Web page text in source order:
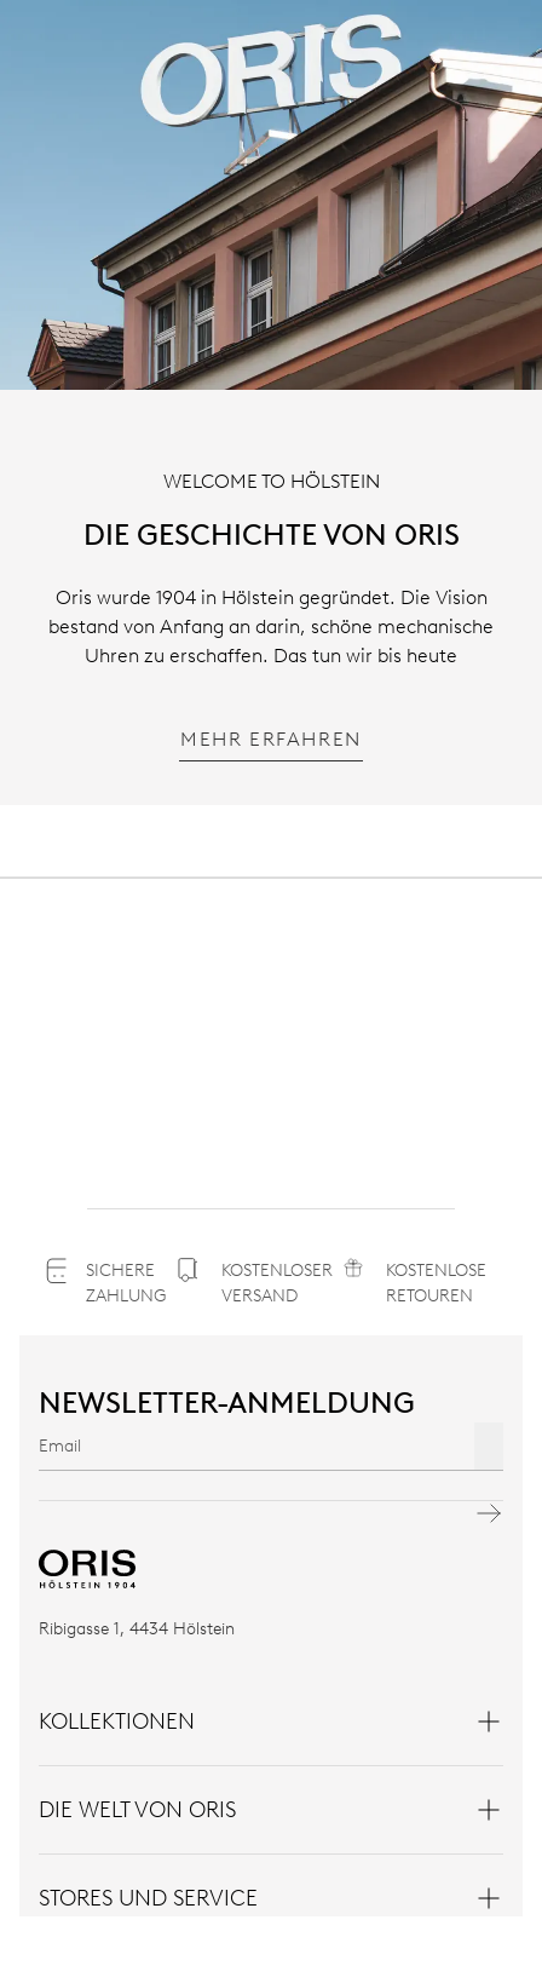
WELCOME TO HÖLSTEIN
DIE GESCHICHTE VON ORIS
Oris wurde 1904 in Hölstein gegründet. Die Vision
bestand von Anfang an darin, schöne mechanische
Uhren zu erschaffen. Das tun wir bis heute
MEHR ERFAHREN
SICHERE
ZAHLUNG
KOSTENLOSER
VERSAND
KOSTENLOSE
RETOUREN
NEWSLETTER-ANMELDUNG
Ribigasse 1, 4434 Hölstein
KOLLEKTIONEN
DIE WELT VON ORIS
STORES UND SERVICE